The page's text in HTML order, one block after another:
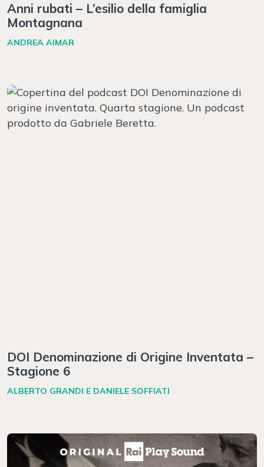
Anni rubati – L’esilio della famiglia
Montagnana
ANDREA AIMAR
DOI Denominazione di Origine Inventata –
Stagione 6
ALBERTO GRANDI E DANIELE SOFFIATI